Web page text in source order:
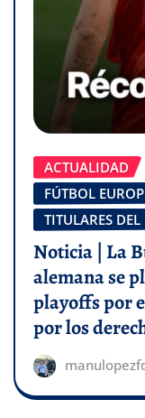
ACTUALIDAD
FÚTBOL
TITULARES
Noticia | La
alemana se
playoffs por
por los